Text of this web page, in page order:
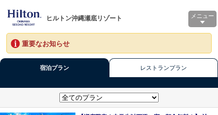
ヒルトン沖縄瀬底リゾート メニュー
重要なお知らせ
宿泊プラン レストランプラン